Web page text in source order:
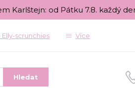
od Pátku 7.8. každý
Elly-scrunchies Více
Hledat